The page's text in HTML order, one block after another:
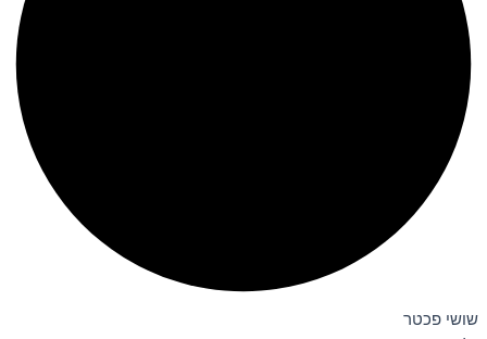
שושי פכטר